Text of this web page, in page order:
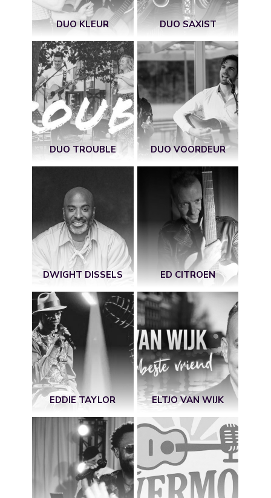
DUO KLEUR DUO SAXIST
DUO TROUBLE DUO VOORDEUR
DWIGHT DISSELS ED CITROEN
EDDIE TAYLOR ELTJO VAN WIJK